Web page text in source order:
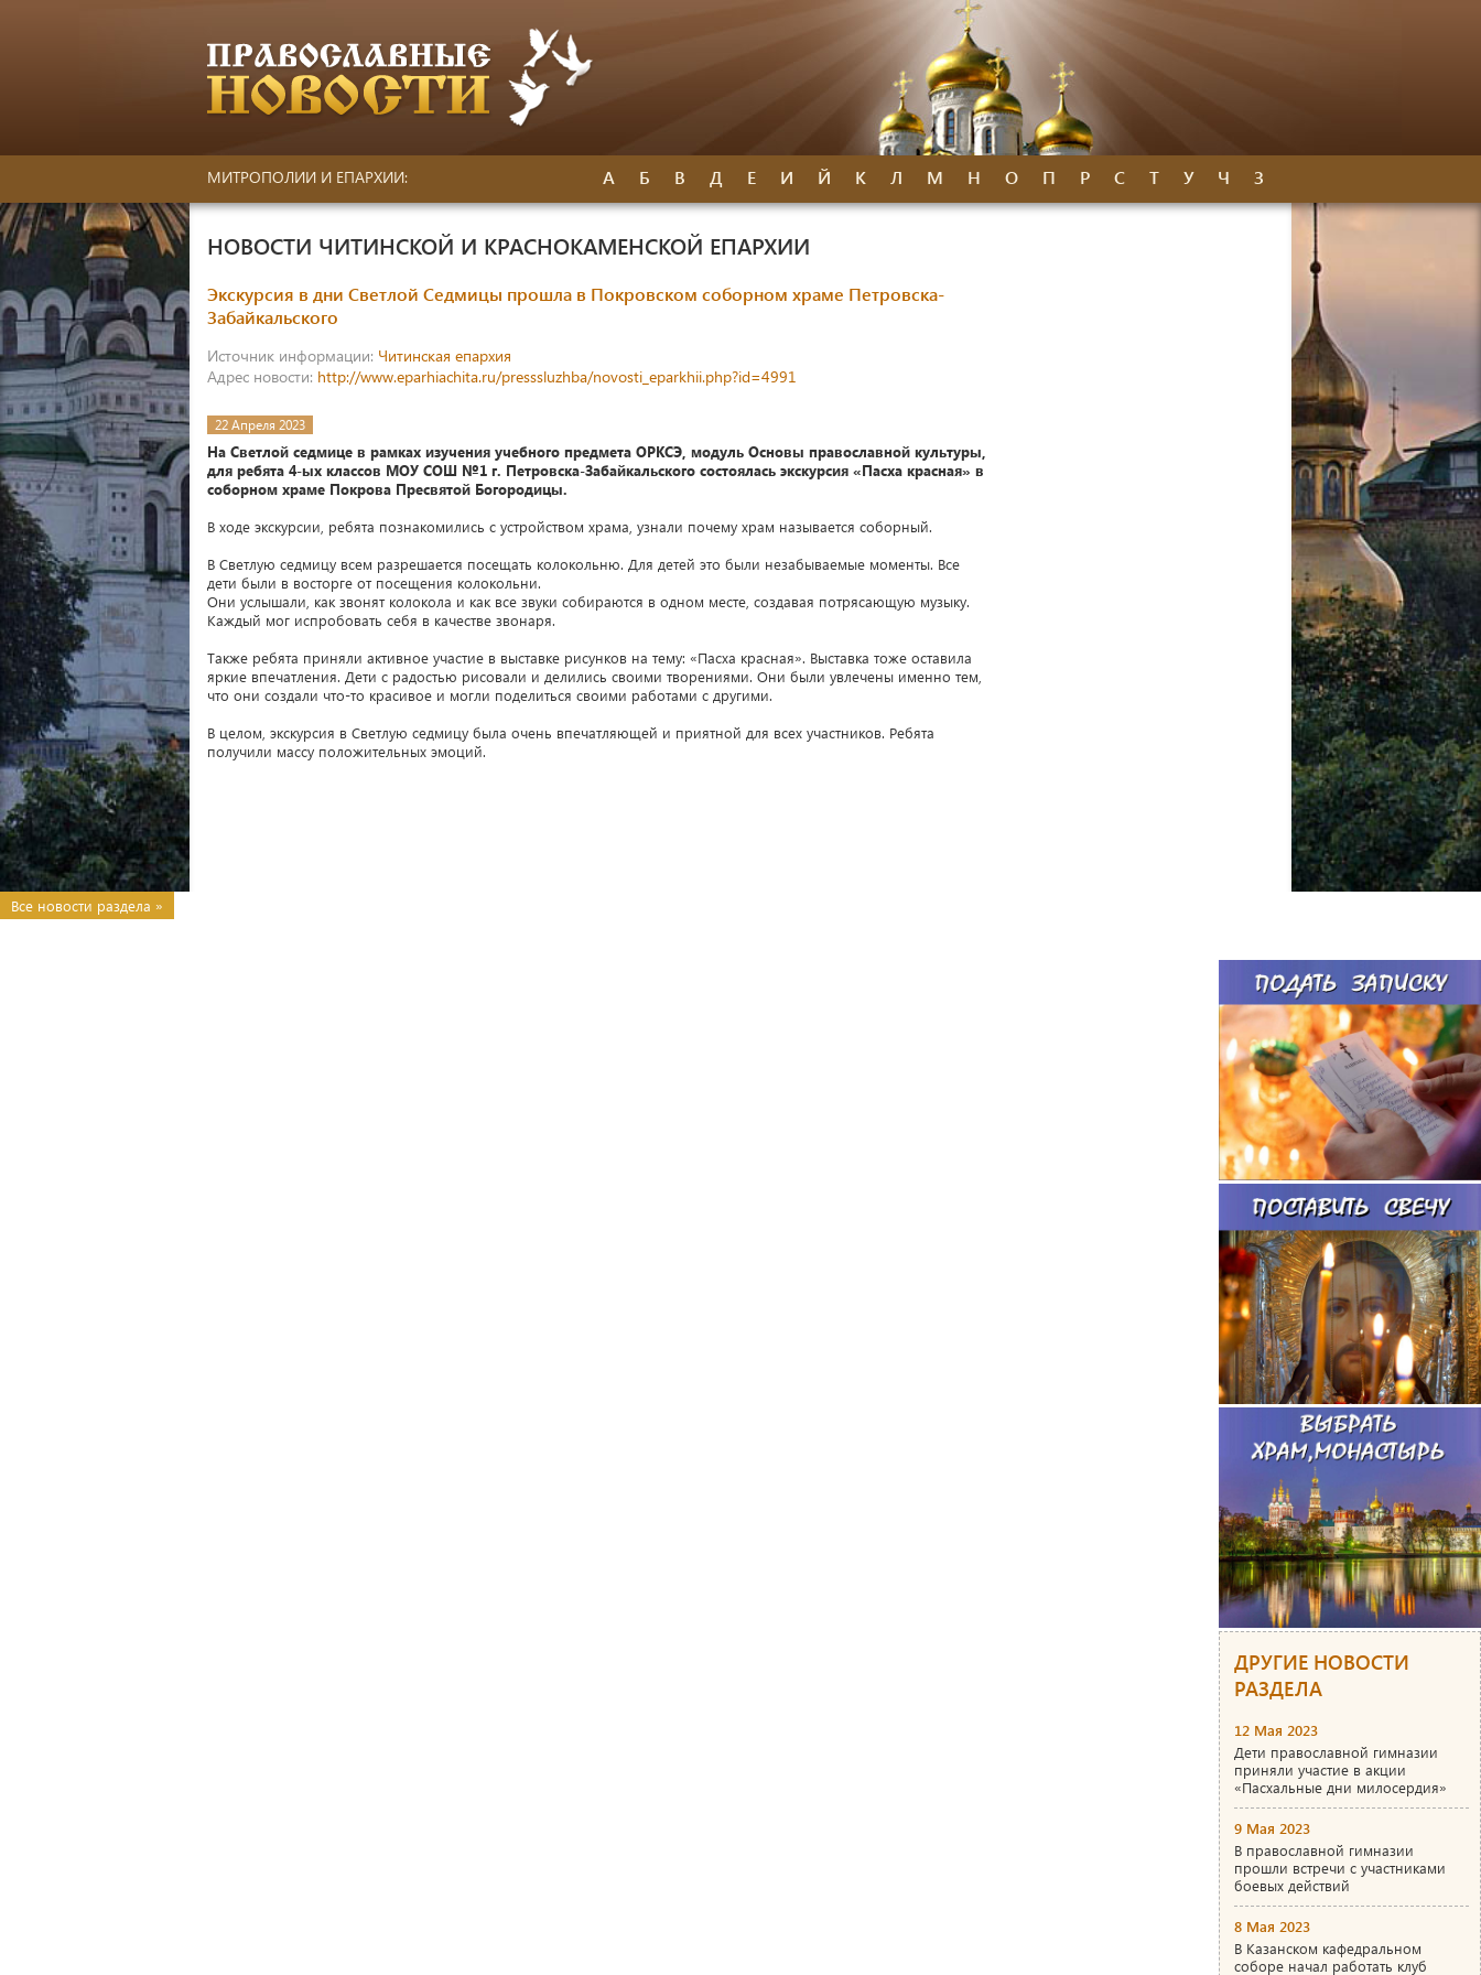
МИТРОПОЛИИ И ЕПАРХИИ: А Б В Д Е И Й К Л М Н О П Р С Т У Ч З
НОВОСТИ ЧИТИНСКОЙ И КРАСНОКАМЕНСКОЙ ЕПАРХИИ
Экскурсия в дни Светлой Седмицы прошла в Покровском соборном храме Петровска-
Забайкальского
Источник информации: Читинская епархия
Адрес новости: http://www.eparhiachita.ru/presssluzhba/novosti_eparkhii.php?id=4991
22 Апреля 2023
На Светлой седмице в рамках изучения учебного предмета ОРКСЭ, модуль Основы православной культуры,
для ребята 4-ых классов МОУ СОШ №1 г. Петровска-Забайкальского состоялась экскурсия «Пасха красная» в
соборном храме Покрова Пресвятой Богородицы.
В ходе экскурсии, ребята познакомились с устройством храма, узнали почему храм называется соборный.
В Светлую седмицу всем разрешается посещать колокольню. Для детей это были незабываемые моменты. Все
дети были в восторге от посещения колокольни.
Они услышали, как звонят колокола и как все звуки собираются в одном месте, создавая потрясающую музыку.
Каждый мог испробовать себя в качестве звонаря.
Также ребята приняли активное участие в выставке рисунков на тему: «Пасха красная». Выставка тоже оставила
яркие впечатления. Дети с радостью рисовали и делились своими творениями. Они были увлечены именно тем,
что они создали что-то красивое и могли поделиться своими работами с другими.
В целом, экскурсия в Светлую седмицу была очень впечатляющей и приятной для всех участников. Ребята
получили массу положительных эмоций.
Все новости раздела »
ДРУГИЕ НОВОСТИ
РАЗДЕЛА
12 Мая 2023
Дети православной гимназии
приняли участие в акции
«Пасхальные дни милосердия»
9 Мая 2023
В православной гимназии
прошли встречи с участниками
боевых действий
8 Мая 2023
В Казанском кафедральном
соборе начал работать клуб